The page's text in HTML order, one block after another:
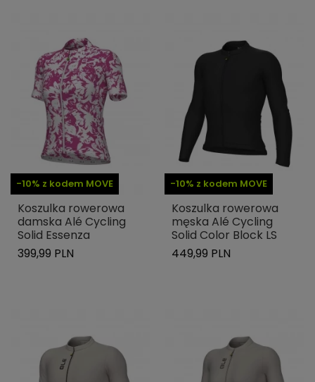
-10% z kodem MOVE
Koszulka rowerowa
damska Alé Cycling
Solid Essenza
399,99 PLN
-10% z kodem MOVE
Koszulka rowerowa
męska Alé Cycling
Solid Color Block LS
449,99 PLN